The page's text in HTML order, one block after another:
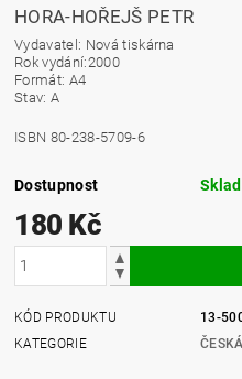
HORA-HOŘEJŠ PETR
Vydavatel: Nová tiskárna
Rok vydání:2000
Formát: A4
Stav: A
ISBN 80-238-5709-6
Dostupnost
180 Kč
KÓD PRODUKTU
13-
KATEGORIE